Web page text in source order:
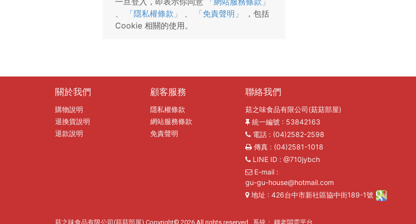
「隱私權條款」 「免責聲明」
，包括
Cookie 相關的使用。
關於我們
購物說明
退換貨說明
退款說明
顧客服務
隱私權條款
網站服務條款
免責聲明
聯絡我們
菇之味食品有限公司(菇菇部屋)
統一編號 : 53842163
電話: (04)2582-2598
傳真: (04)2581-1018
LINE ID: @710jybch
E-mail:
gu-gu-house@hotmail.com
地址 : 426台中市新社區協中街189-1號
菇之味食品有限公司(菇菇部屋) Copyright© 2026 All rights reserved. 系統： 錢老闆雲平台